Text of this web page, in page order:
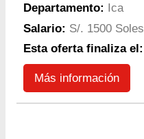
Departamento: Ica
Salario: S/. 1500 Soles
Esta oferta finaliza el:
Más información